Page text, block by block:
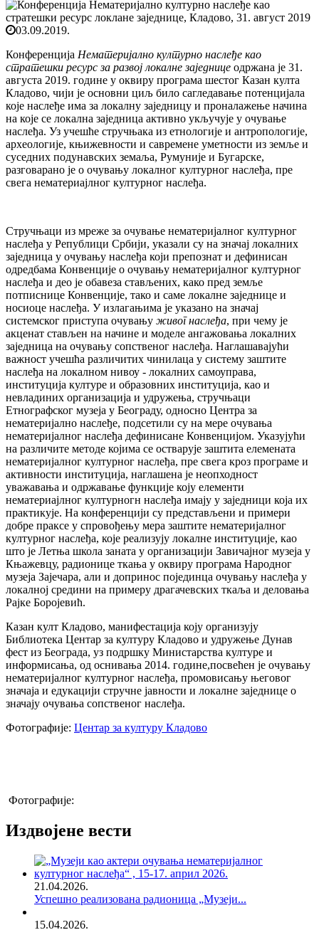
03.09.2019.
Конференција Нематеријално културно наслеђе као
стратешки ресурс за развој локалне заједнице одржана је 31.
августа 2019. године у оквиру програма шестог Казан култа
Кладово, чији је основни циљ било сагледавање потенцијала
које наслеђе има за локалну заједницу и проналажење начина
на које се локална заједница активно укључује у очување
наслеђа. Уз учешће стручњака из етнологије и антропологије,
археологије, књижевности и савремене уметности из земље и
суседних подунавских земаља, Румуније и Бугарске,
разговарано је о очувању локалног културног наслеђа, пре
свега нематериајлног културног наслеђа.
Стручњаци из мреже за очување нематеријалног културног
наслеђа у Републици Србији, указали су на значај локалних
заједница у очувању наслеђа који препознат и дефинисан
одредбама Конвенције о очувању нематеријалног културног
наслеђа и део је обавеза стављених, како пред земље
потписнице Конвенције, тако и саме локалне заједнице и
носиоце наслеђа. У излагањима је указано на значај
системског приступа очувању живогнаслеђа, при чему је
акценат стављен на начине и моделе ангажовања локалних
заједница на очувању сопственог наслеђа. Наглашавајући
важност учешћа различитих чинилаца у систему заштите
наслеђа на локалном нивоу - локалних самоуправа,
институција културе и образовних институција, као и
невладиних организација и удружења, стручњаци
Етнографског музеја у Београду, односно Центра за
нематеријално наслеђе, подсетили су на мере очувања
нематеријалног наслеђа дефинисане Конвенцијом. Указујући
на различите методе којима се остварује заштита елемената
нематеријалног културног наслеђа, пре свега кроз програме и
активности институција, наглашена је неопходност
уважавања и одржавање функције коју елементи
нематериајлног културногн наслеђа имају у заједници која их
практикује. На конференцији су представљени и примери
добре праксе у спровођењу мера заштите нематеријалног
културног наслеђа, које реализују локалне институције, као
што је Летња школа заната у организацији Завичајног музеја у
Књажевцу, радионице ткања у оквиру програма Народног
музеја Зајечара, али и допринос појединца очувању наслеђа у
локалној средини на примеру драгачевских ткаља и деловања
Рајке Боројевић.
Казан култ Кладово, манифестација коју организују
Библиотека Центар за културу Кладово и удружење Дунав
фест из Београда, уз подршку Министарства културе и
информисања, од оснивања 2014. године,посвећен је очувању
нематеријалног културног наслеђа, промовисању његовог
значаја и едукацији стручне јавности и локалне заједнице о
значају очувања сопственог наслеђа.
Фотографије: Центар за културу Кладово
Фотографије:
Издвојене вести
21.04.2026.
Успешно реализована радионица „Музеји...
15.04.2026.